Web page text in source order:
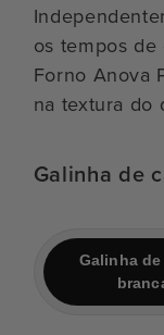
os tempos
Forno Anova
na textura do
Galinha de
Galinha